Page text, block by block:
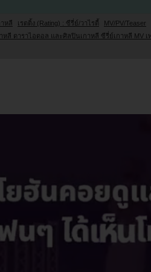
หลี เรตติ้ง (Rating) : ซีรี่ย์/วาไรตี้
MV/PV/Teaser
าหลี ดาราไอดอล และศิลปินเกาหลี ซีรี่ย์เกาหลี MV